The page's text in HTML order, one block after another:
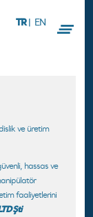
TR| EN
ve üretim
hassas ve
faaliyetlerini
Şti